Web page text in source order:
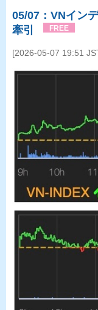
05/07：VNイン
牽引
FREE
[2026-05-07 19:51